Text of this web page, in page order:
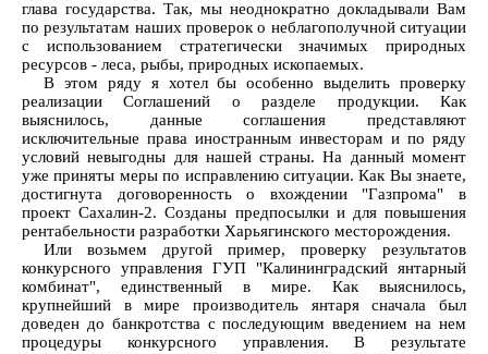
глава государства. Так, мы неоднократно докладывали Вам
по результатам наших проверок о неблагополучной ситуации
с использованием стратегически значимых природных
ресурсов - леса, рыбы, природных ископаемых.
В этом ряду я хотел бы особенно выделить проверку
реализации Соглашений о разделе продукции. Как
выяснилось, данные соглашения представляют
исключительные права иностранным инвесторам и по ряду
условий невыгодны для нашей страны. На данный момент
уже приняты меры по исправлению ситуации. Как Вы знаете,
достигнута договоренность о вхождении "Газпрома" в
проект Сахалин-2. Созданы предпосылки и для повышения
рентабельности разработки Харьягинского месторождения.
Или возьмем другой пример, проверку результатов
конкурсного управления ГУП "Калининградский янтарный
комбинат", единственный в мире. Как выяснилось,
крупнейший в мире производитель янтаря сначала был
доведен до банкротства с последующим введением на нем
процедуры конкурсного управления. В результате